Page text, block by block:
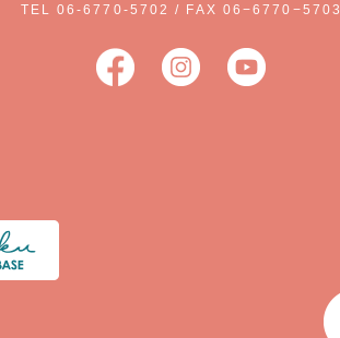
TEL 06-6770-5702 / FAX 06−6770−5703